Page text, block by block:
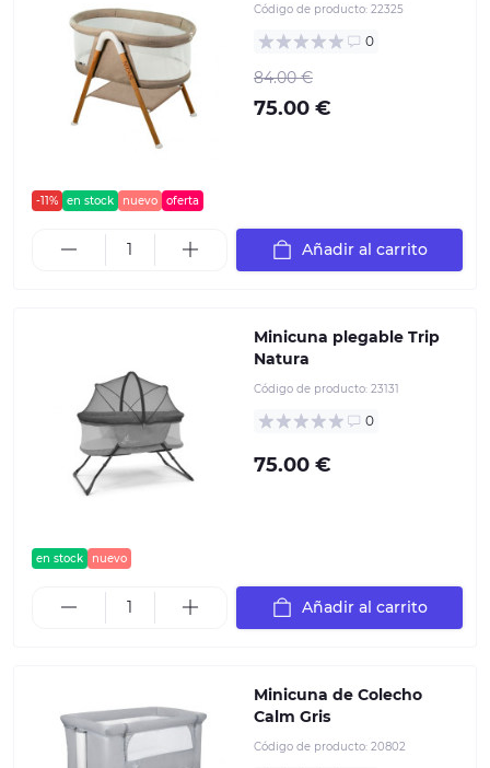
-11% en stock nuevo oferta
Código de producto: 22325
0
84.00 €
75.00 €
Añadir al carrito
en stock nuevo
Minicuna plegable Trip
Natura
Código de producto: 23131
0
75.00 €
Añadir al carrito
Minicuna de Colecho
Calm Gris
Código de producto: 20802